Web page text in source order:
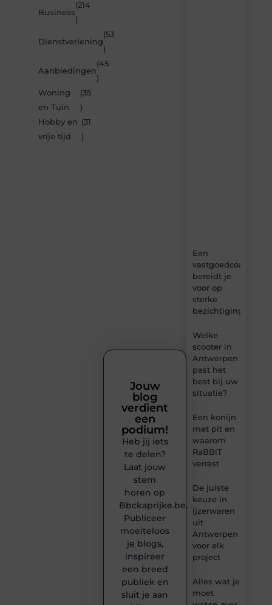
Business
(214
)
Dienstverlening
(53
)
Aanbiedingen
(45
)
Woning
en Tuin
(35
)
Hobby en
vrije tijd
(31
)
Een
vastgoedcoach
bereidt je
voor op
sterke
bezichtigingen
Welke
scooter in
Antwerpen
past het
best bij uw
situatie?
Een konijn
met pit en
waarom
RaBBiT
verrast
De juiste
keuze in
ijzerwaren
uit
Antwerpen
voor elk
project
Alles wat je
moet
Jouw
blog
verdient
een
podium!
Heb jij iets
te delen?
Laat jouw
stem
horen op
Bbckaprijke.be.
Publiceer
moeiteloos
je blogs,
inspireer
een breed
publiek en
sluit je aan